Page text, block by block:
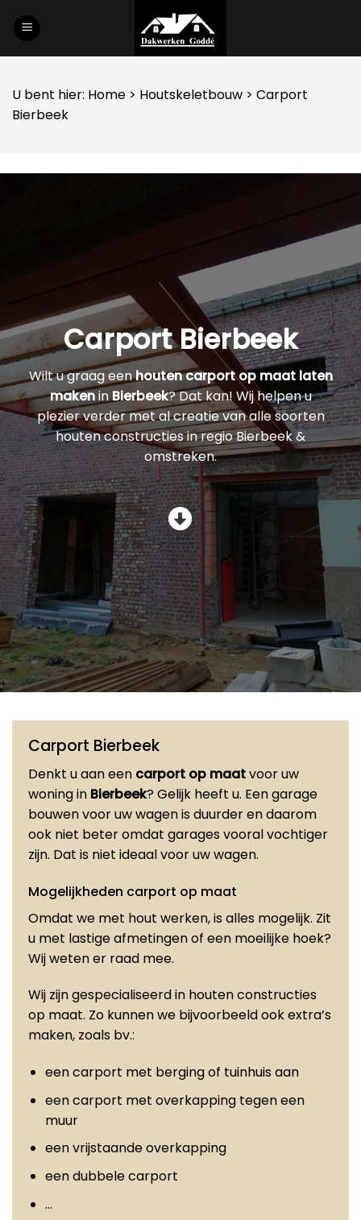
U bent hier: Home > Houtskeletbouw > Carport
Bierbeek
Carport Bierbeek
Wilt u graag eenhouten carport op maat laten
makeninBierbeek? Dat kan! Wij helpen u
plezier verder met al creatie van alle soorten
houten constructies in regio Bierbeek &
omstreken.
Carport Bierbeek
Denkt u aan een carport op maatvoor uw
woning in Bierbeek? Gelijk heeft u. Een garage
bouwen voor uw wagen is duurder en daarom
ook niet beter omdat garages vooral vochtiger
zijn. Dat is niet ideaal voor uw wagen.
Mogelijkheden carport op maat
Omdat we met hout werken, is alles mogelijk. Zit
u met lastige afmetingen of een moeilijke hoek?
Wij weten er raad mee.
Wij zijn gespecialiseerd in houten constructies
op maat. Zo kunnen we bijvoorbeeld ook extra’s
maken, zoals bv.:
een carport met berging of tuinhuis aan
een carport met overkapping tegen een
muur
een vrijstaande overkapping
een dubbele carport
…